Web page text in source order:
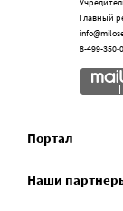
Главный
8-499-350-
Портал
Наши